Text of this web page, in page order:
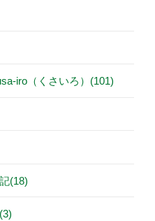
iro（くさいろ）(101)
(18)